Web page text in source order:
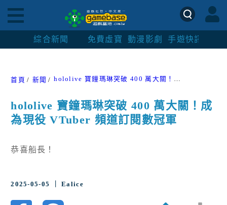
綜合新聞 免費虛寶 動漫影劇 手遊快訊
首頁 新聞 hololive 寶鐘瑪琳突破 400 萬大關！成為現役 VTuber 頻道訂閱數冠軍
hololive 寶鐘瑪琳突破 400 萬大關！成
為現役 VTuber 頻道訂閱數冠軍
恭喜船長！
2025-05-05 ｜ Ealice